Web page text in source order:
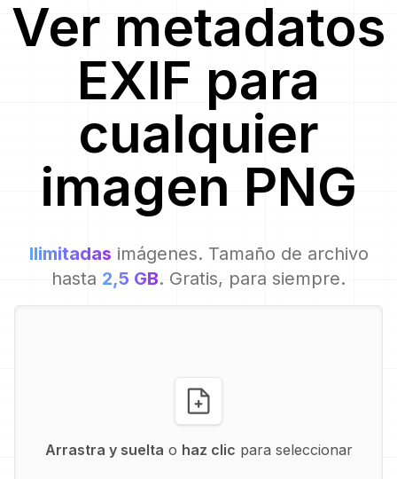
Ver metadatos
EXIF para
cualquier
imagen PNG
Ilimitadas imágenes. Tamaño de archivo
hasta 2,5 GB. Gratis, para siempre.
Arrastra y suelta o haz clic para seleccionar